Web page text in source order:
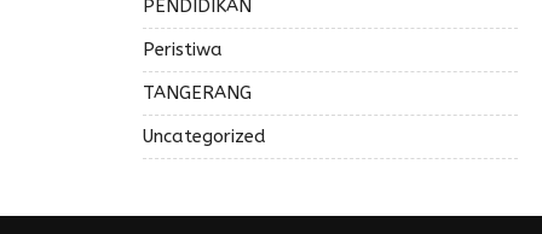
PENDIDIKAN
Peristiwa
TANGERANG
Uncategorized